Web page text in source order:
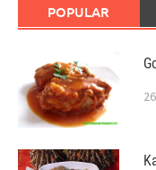
POPULAR